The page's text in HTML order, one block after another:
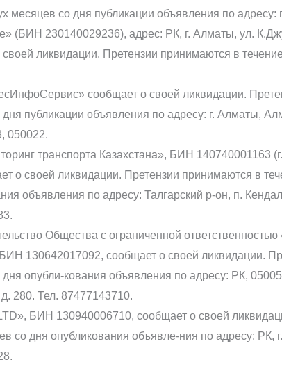
месяцев со дня публикации объявления по
(БИН 230140029236), адрес: РК, г. Алматы, ул.
ликвидации. Претензии принимаются в
сообщает о своей ликвидации.
дня публикации объявления по адресу: г. Алматы,
050022.
транспорта Казахстана», БИН 140740001163
о своей ликвидации. Претензии принимаются в
объявления по адресу: Талгарский р-он, п.
Общества с ограниченной
БИН 130642017092, сообщает о своей ликвидации.
опубли-кования объявления по адресу: РК,
280. Тел. 87477143710.
БИН 130940006710, сообщает о своей
со дня опубликования объявле-ния по адресу: РК,